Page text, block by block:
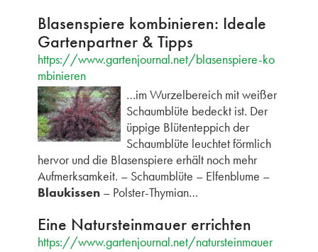
Blasenspiere kombinieren: Ideale
Gartenpartner & Tipps
https://www.gartenjournal.net/blasenspiere-ko
mbinieren
…im Wurzelbereich mit weißer
Schaumblüte bedeckt ist. Der
üppige Blütenteppich der
Schaumblüte leuchtet förmlich
hervor und die Blasenspiere erhält noch mehr
Aufmerksamkeit. – Schaumblüte – Elfenblume –
Blaukissen– Polster-Thymian…
Eine Natursteinmauer errichten
https://www.gartenjournal.net/natursteinmauer